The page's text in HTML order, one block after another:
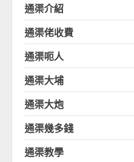
通渠介紹
通渠佬收費
通渠呃人
通渠大埔
通渠大炮
通渠幾多錢
通渠教學